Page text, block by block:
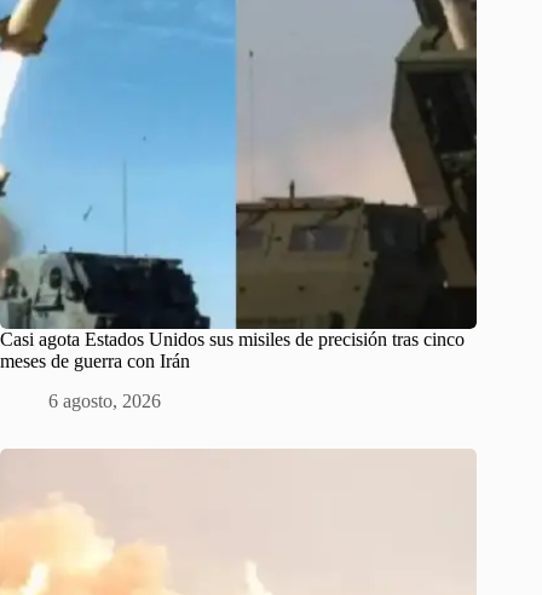
Casi agota Estados Unidos sus misiles de precisión tras cinco
meses de guerra con Irán
6 agosto, 2026